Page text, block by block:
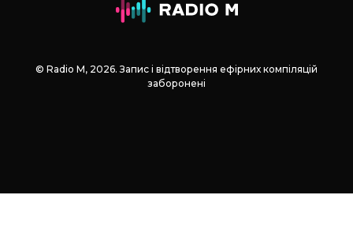
© Radio М, 2026. Запис і відтворення ефірних компіляцій
заборонені